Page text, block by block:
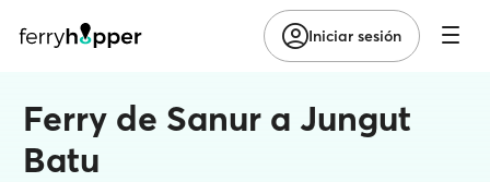
Iniciar sesión
Ferry de Sanur a Jungut
Batu